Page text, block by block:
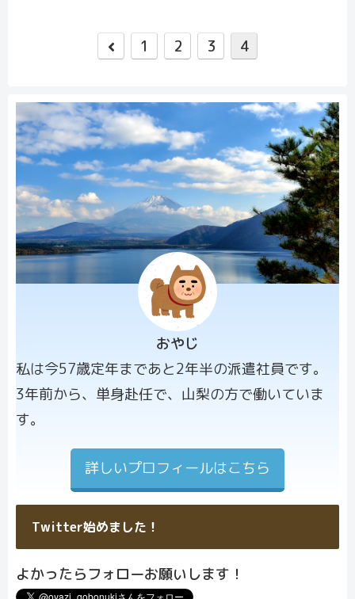
1 2 3 4
プロフィー
ル画像
おやじ
私は今57歳定年まであと2年半の派遣社員です。
3年前から、単身赴任で、山梨の方で働いていま
す。
詳しいプロフィールはこちら
Twitter始めました！
よかったらフォローお願いします！